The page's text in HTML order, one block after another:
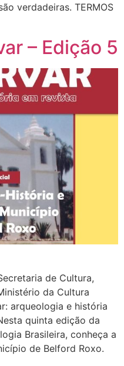
verdadeiras. TERMOS
– Edição 5
de Cultura,
da Cultura
arqueologia e história
quinta edição da
Brasileira, conheça a
de Belford Roxo.